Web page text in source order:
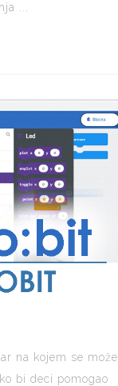
...
na kojem se može
bi deci pomogao